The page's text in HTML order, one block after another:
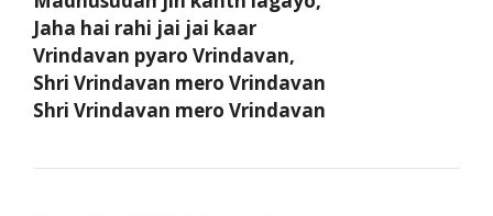
Jaha hai rahi jai jai kaar
Vrindavan pyaro Vrindavan,
Shri Vrindavan mero Vrindavan
Shri Vrindavan mero Vrindavan